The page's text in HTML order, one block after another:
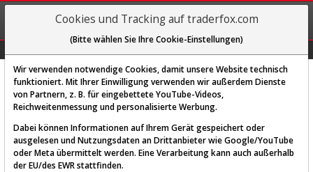
REGIS-
TRIEREN
Diese Funktion ist nur für
Cookies und Tracking auf traderfox.com
(Bitte wählen Sie Ihre Cookie-Einstellungen)
Wir verwenden notwendige Cookies, damit unsere Website technisch
funktioniert. Mit Ihrer Einwilligung verwenden wir außerdem Dienste
von Partnern, z. B. für eingebettete YouTube-Videos,
Reichweitenmessung und personalisierte Werbung.
Dabei können Informationen auf Ihrem Gerät gespeichert oder
ausgelesen und Nutzungsdaten an Drittanbieter wie Google/YouTube
oder Meta übermittelt werden. Eine Verarbeitung kann auch außerhalb
der EU/des EWR stattfinden.